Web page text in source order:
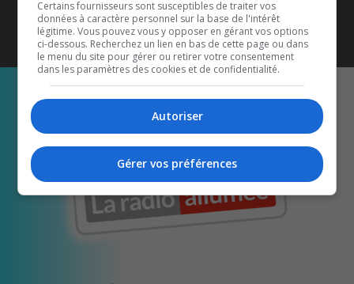
Écoutez-nous aussi sur…
Certains fournisseurs sont susceptibles de traiter vos
données à caractère personnel sur la base de l'intérêt
légitime. Vous pouvez vous y opposer en gérant vos options
ci-dessous. Recherchez un lien en bas de cette page ou dans
le menu du site pour gérer ou retirer votre consentement
dans les paramètres des cookies et de confidentialité.
Autoriser
Gérer vos préférences